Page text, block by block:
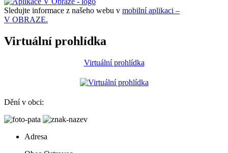
Sledujte informace z našeho webu v mobilní aplikaci –
V OBRAZE.
Virtuální prohlídka
Virtuální prohlídka
Dění v obci:
Adresa